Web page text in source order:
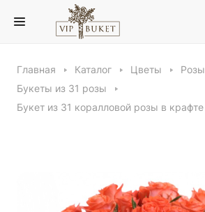
Главная Каталог Цветы
Розы
Букеты из 31 розы
Букет из 31 коралловой розы в крафте